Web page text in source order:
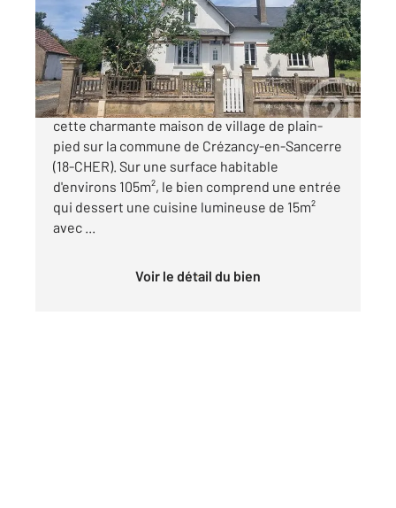
Maison à vendre
150 000 €
A 10 minutes de Sancerre, venez découvrir
cette charmante maison de village de plain-
pied sur la commune de Crézancy-en-Sancerre
(18-CHER). Sur une surface habitable
d'environs 105m², le bien comprend une entrée
qui dessert une cuisine lumineuse de 15m²
avec ...
Voir le détail du bien